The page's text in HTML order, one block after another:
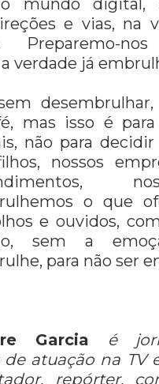
mundo digital,
e vias, na
Preparemo-
verdade já
mas isso é para
não para
nossos
o que
e ouvidos,
sem a
para não ser
Garcia
é
de atuação na TV
repórter,